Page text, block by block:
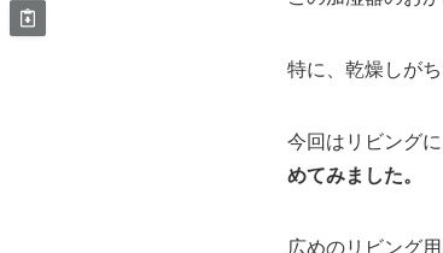
特に、乾燥しが
今回はリビング
めてみました。
広めのリビング